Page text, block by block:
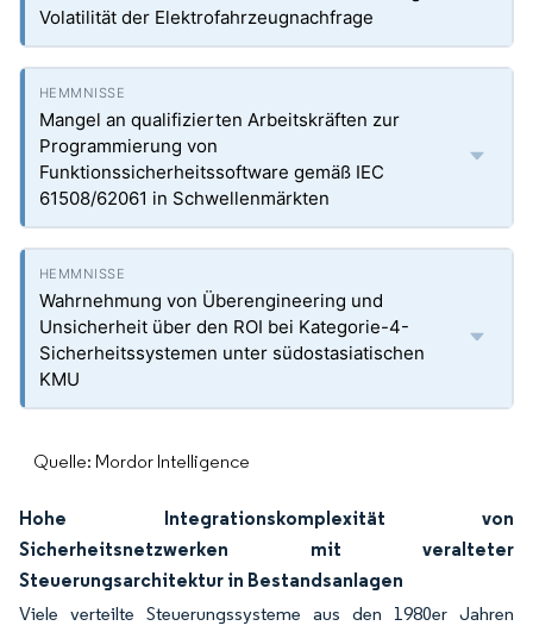
Volatilität der Elektrofahrzeugnachfrage
Mangel an qualifizierten Arbeitskräften zur
Programmierung von
Funktionssicherheitssoftware gemäß IEC
61508/62061 in Schwellenmärkten
Wahrnehmung von Überengineering und
Unsicherheit über den ROI bei Kategorie-4-
Sicherheitssystemen unter südostasiatischen
KMU
Quelle: Mordor Intelligence
Hohe Integrationskomplexität von
Sicherheitsnetzwerken mit veralteter
Steuerungsarchitektur in Bestandsanlagen
Viele verteilte Steuerungssysteme aus den 1980er Jahren